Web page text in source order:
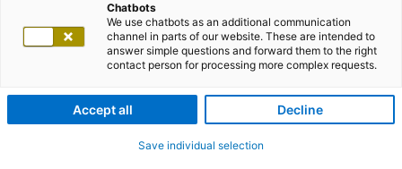
Chatbots
We use chatbots as an additional communication
channel in parts of our website. These are intended to
answer simple questions and forward them to the right
contact person for processing more complex requests.
Accept all Decline
Save individual selection